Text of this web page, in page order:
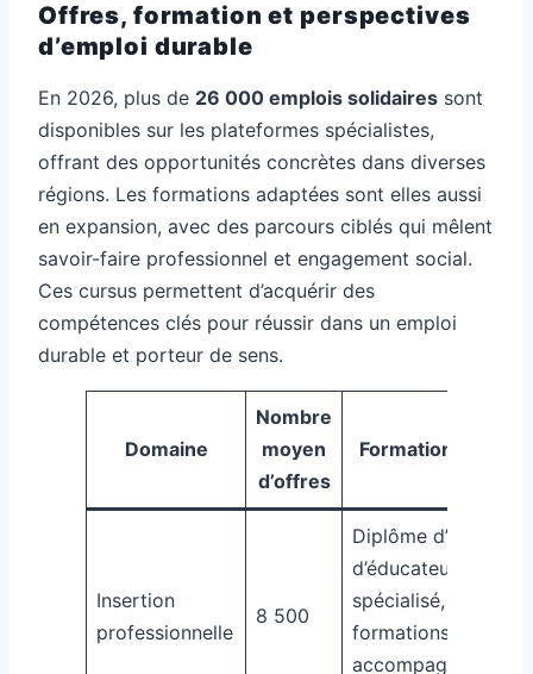
Offres, formation et perspectives
d’emploi durable
En 2026, plus de 26 000 emplois solidaires sont
disponibles sur les plateformes spécialistes,
offrant des opportunités concrètes dans diverses
régions. Les formations adaptées sont elles aussi
en expansion, avec des parcours ciblés qui mêlent
savoir-faire professionnel et engagement social.
Ces cursus permettent d’acquérir des
compétences clés pour réussir dans un emploi
durable et porteur de sens.
Domaine
Nombre
moyen
d’offres
Formations clés
Insertion
professionnelle
8 500
Diplôme d’État
d’éducateur
spécialisé,
formations en
accompagnement